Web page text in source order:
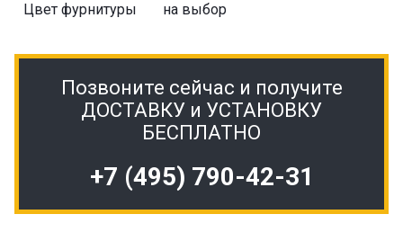
Цвет фурнитуры на выбор
Позвоните сейчас и получите
ДОСТАВКУ и УСТАНОВКУ
БЕСПЛАТНО
+7 (495) 790-42-31